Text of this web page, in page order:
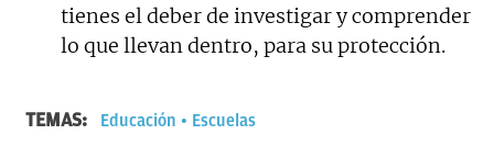
tienes el deber de investigar y comprender
lo que llevan dentro, para su protección.
TEMAS: Educación Escuelas